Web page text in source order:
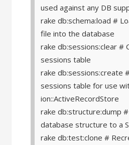
used against any DB
rake db:schema:load #
file into the database
rake db:sessions:clear #
sessions table
rake db:sessions:create
sessions table for use
ion::ActiveRecordStore
rake db:structure:dump
database structure to a
rake db:test:clone #